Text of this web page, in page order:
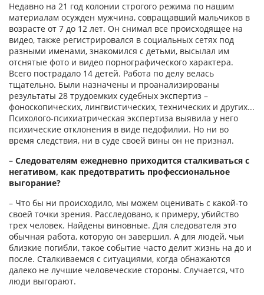
Недавно на 21 год колонии строгого режима по нашим
материалам осужден мужчина, совращавший мальчиков в
возрасте от 7 до 12 лет. Он снимал все происходящее на
видео, также регистрировался в социальных сетях под
разными именами, знакомился с детьми, высылал им
отснятые фото и видео порнографического характера.
Всего пострадало 14 детей. Работа по делу велась
тщательно. Были назначены и проанализированы
результаты 28 трудоемких судебных экспертиз –
фоноскопических, лингвистических, технических и других...
Психолого-психиатрическая экспертиза выявила у него
психические отклонения в виде педофилии. Но ни во
время следствия, ни в суде своей вины он не признал.
– Следователям ежедневно приходится сталкиваться с
негативом, как предотвратить профессиональное
выгорание?
– Что бы ни происходило, мы можем оценивать с какой-то
своей точки зрения. Расследовано, к примеру, убийство
трех человек. Найдены виновные. Для следователя это
обычная работа, которую он завершил. А для людей, чьи
близкие погибли, такое событие часто делит жизнь на до и
после. Сталкиваемся с ситуациями, когда обнажаются
далеко не лучшие человеческие стороны. Случается, что
люди выгорают.